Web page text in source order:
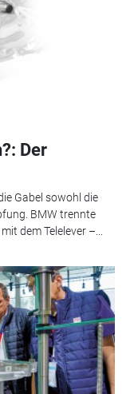
Der
Gabel sowohl die
BMW trennte
dem Telelever –...